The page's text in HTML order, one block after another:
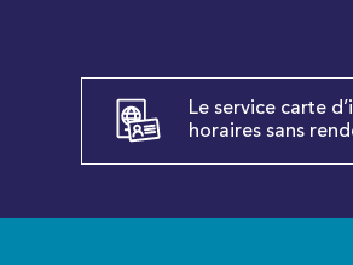
Le service carte
horaires sans